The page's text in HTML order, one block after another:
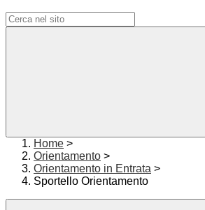
Home >
Orientamento >
Orientamento in Entrata >
Sportello Orientamento